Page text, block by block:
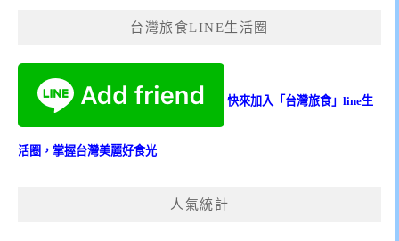
台灣旅食LINE生活圈
快來加入「台灣旅食」line生
活圈，掌握台灣美麗好食光
人氣統計